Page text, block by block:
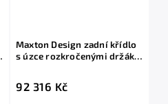
Maxton Design zadní křídlo
s úzce rozkročenými držáky
92 316 Kč